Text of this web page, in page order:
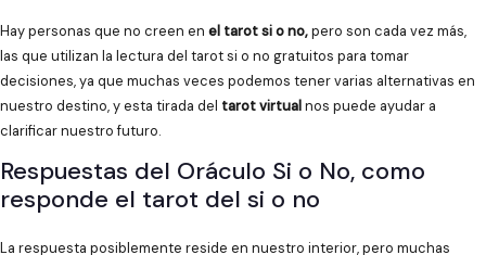
Hay personas que no creen en el tarot si o no,pero son cada vez más,
las que utilizan la lectura del tarot si o no gratuitos para tomar
decisiones, ya que muchas veces podemos tener varias alternativas en
nuestro destino, y esta tirada del tarot virtualnos puede ayudar a
clarificar nuestro futuro.
Respuestas del Oráculo Si o No, como
responde el tarot del si o no
La respuesta posiblemente reside en nuestro interior, pero muchas